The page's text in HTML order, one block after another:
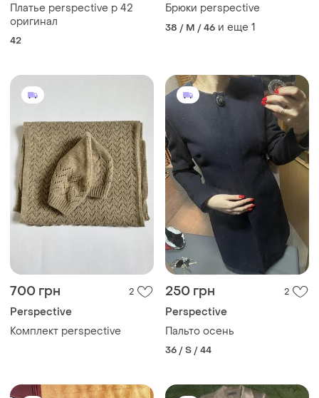
Платье perspective p 42
оригинал
42
Брюки perspective
38 / M / 46 и еще 1
700 грн 2
Perspective
Комплект perspective
250 грн 2
Perspective
Пальто осень
36 / S / 44